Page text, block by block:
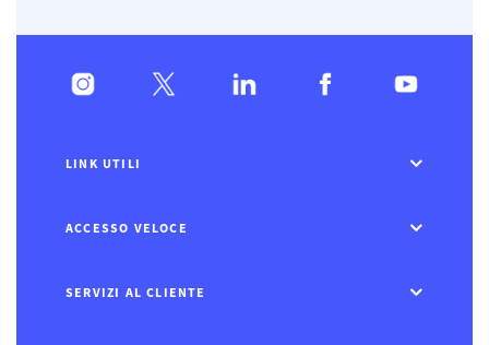
LINK UTILI
ACCESSO VELOCE
SERVIZI AL CLIENTE